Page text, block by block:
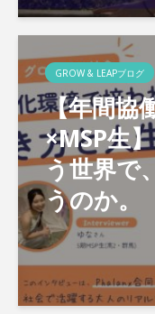
GROW & LEAPブログ
【年間協
×MSP生
う世界で
うのか。